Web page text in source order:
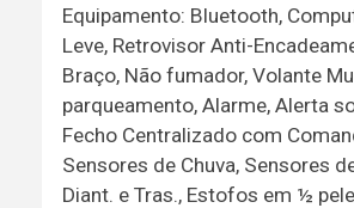
Equipamento: Bluetooth,
Leve, Retrovisor Anti-
Braço, Não fumador, Volante
parqueamento, Alarme, Alerta
Fecho Centralizado com
Sensores de Chuva, Sensores
Diant. e Tras., Estofos em ½